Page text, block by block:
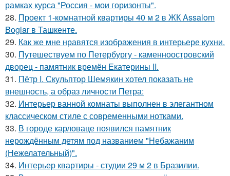
рамках курса "Россия - мои горизонты".
28. Проект 1-комнатной квартиры 40 м 2 в ЖК Assalom
Boglar в Ташкенте.
29. Как же мне нравятся изображения в интерьере кухни.
30. Путешествуем по Петербургу - каменноостровский
дворец - памятник времён Екатерины II.
31. Пётр I. Скульптор Шемякин хотел показать не
внешность, а образ личности Петра:
32. Интерьер ванной комнаты выполнен в элегантном
классическом стиле с современными нотками.
33. В городе карловаце появился памятник
нерождённым детям под названием "Небажаним
(Нежелательный)".
34. Интерьер квартиры - студии 29 м 2 в Бразилии.